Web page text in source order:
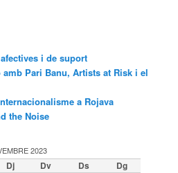
i de suport
amb Pari Banu, Artists at Risk i el
a Rojava
the Noise
2023
Dj Dv Ds Dg